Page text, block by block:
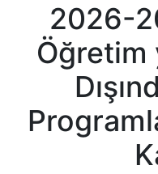
2026-
Öğretim